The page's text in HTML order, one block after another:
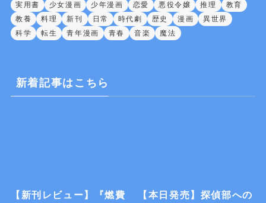
実用書
少女漫画 少年漫画 恋愛 悪役令嬢 推理
教育
教養
料理 新刊 日常 時代劇 歴史 漫画
異世界
科学
転生 青年漫画 青春 音楽 魔法
新着記事はこちら
【新刊レビュー】『燃費 【本日発売】探偵部への